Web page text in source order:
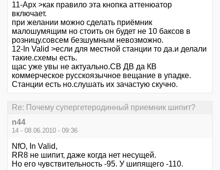
11-Арх >как правило эта кнопка аттенюатор
включает.
при желании можно сделать приёмник
малошумящим но стоить он будет не 10 баксов в
розницу.совсем безшумным невозможно.
12-In Valid >если для местной станции то да.и делали
такие.схемы есть.
щас уже увы не актуально.СВ ДВ да КВ
коммерческое русскоязычное вещание в упадке.
Станции есть но.слушать их зачастую скучно.
Re: Почему супергетеродинный приемник шипит?
n44
14 - 08.06.2010 - 09:36
NfO, In Valid,
RR8 не шипит, даже когда нет несущей.
Но его чувствительность -95. У шипящего -110.